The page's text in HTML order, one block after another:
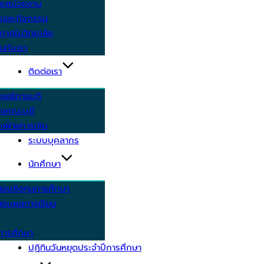
หน่วยงาน
และกิจกรรม
าศในวิทยาลัย
กับเรา
ติดต่อเรา
อธิการบดี
คณะบดี
ฝ่ายการเงิน
ระบบบุคลากร
นักศึกษา
บชิงทุนการศึกษา
บผลการเรียน
รศึกษา
ปฏิทินวันหยุดประจำปีการศึกษา